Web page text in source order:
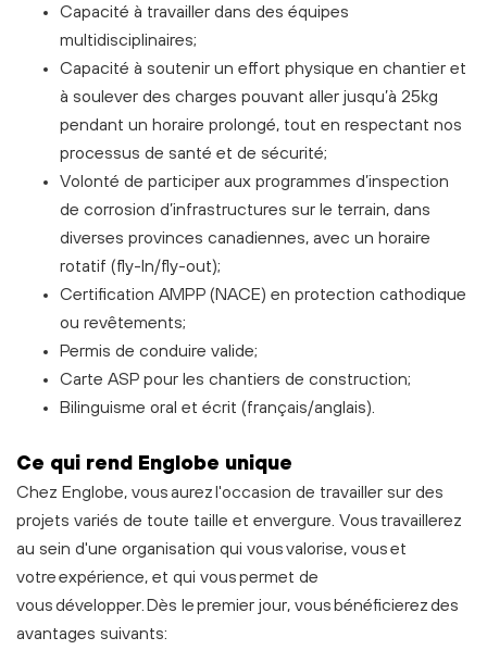
Capacité à travailler dans des équipes
multidisciplinaires;
Capacité à soutenir un effort physique en chantier et
à soulever des charges pouvant aller jusqu’à 25kg
pendant un horaire prolongé, tout en respectant nos
processus de santé et de sécurité;
Volonté de participer aux programmes d’inspection
de corrosion d’infrastructures sur le terrain, dans
diverses provinces canadiennes, avec un horaire
rotatif (fly-In/fly-out);
Certification AMPP (NACE) en protection cathodique
ou revêtements;
Permis de conduire valide;
Carte ASP pour les chantiers de construction;
Bilinguisme oral et écrit (français/anglais).
Ce qui rend Englobe unique
Chez Englobe, vous aurez l'occasion de travailler sur des
projets variés de toute taille et envergure. Vous travaillerez
au sein d'une organisation qui vous valorise, vous et
votre expérience, et qui vous permet de
vous développer. Dès le premier jour, vous bénéficierez des
avantages suivants: